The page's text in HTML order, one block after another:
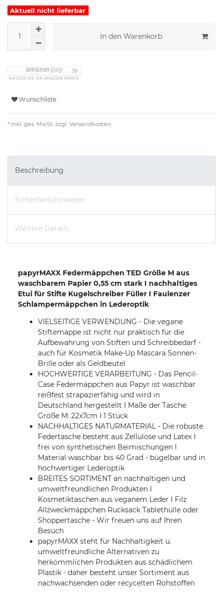
Aktuell nicht lieferbar
In den Warenkorb
Wunschliste
* inkl. ges. MwSt. zzgl. Versandkosten
Beschreibung
Sicherheitshinweise
Weitere Details
papyrMAXX Federmäppchen TED Größe M aus
waschbarem Papier 0,55 cm stark I nachhaltiges
Etui für Stifte Kugelschreiber Füller I Faulenzer
Schlampermäppchen in Lederoptik
VIELSEITIGE VERWENDUNG - Die vegane
Stiftemappe ist nicht nur praktisch für die
Aufbewahrung von Stiften und Schreibbedarf -
auch für Kosmetik Make-Up Mascara Sonnen-
Brille oder als Geldbeutel
HOCHWERTIGE VERARBEITUNG - Das Pencil-
Case Federmäppchen aus Papyr ist waschbar
reißfest strapazierfähig und wird in
Deutschland hergestellt I Maße der Tasche
Größe M: 22x7cm I 1 Stück
NACHHALTIGES NATURMATERIAL - Die robuste
Federtasche besteht aus Zellulose und Latex I
frei von synthetischen Beimischungen I
Material waschbar bis 40 Grad - bügelbar und in
hochwertiger Lederoptik
BREITES SORTIMENT an nachhaltigen und
umweltfreundlichen Produkten I
Kosmetiktaschen aus veganem Leder I Filz
Allzweckmäppchen Rucksack Tablethülle oder
Shoppertasche - Wir freuen uns auf Ihren
Besuch
papyrMAXX steht für Nachhaltigkeit u.
umweltfreundliche Alternativen zu
herkömmlichen Produkten aus schädlichem
Plastik - daher besteht unser Sortiment aus
nachwachsenden oder recycelten Rohstoffen